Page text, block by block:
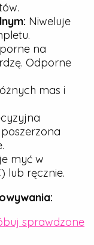
Niweluje
na
Odporne
mas i
myć w
lub ręcznie.
sprawdzone